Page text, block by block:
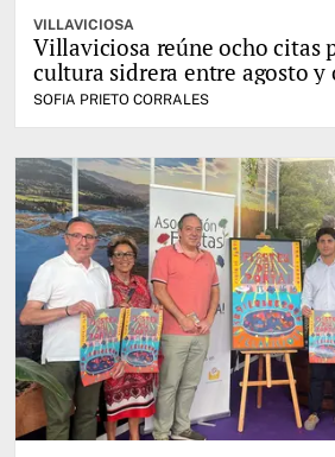
VILLAVICIOSA
Villaviciosa reúne ocho citas
cultura sidrera entre agosto y
SOFIA PRIETO CORRALES